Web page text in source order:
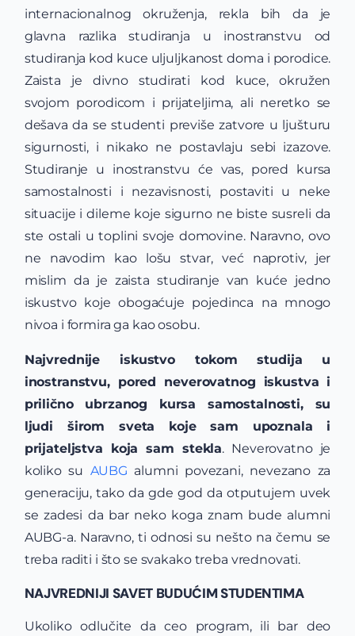
internacionalnog okruženja, rekla bih da je
glavna razlika studiranja u inostranstvu od
studiranja kod kuce uljuljkanost doma i porodice.
Zaista je divno studirati kod kuce, okružen
svojom porodicom i prijateljima, ali neretko se
dešava da se studenti previše zatvore u ljušturu
sigurnosti, i nikako ne postavlaju sebi izazove.
Studiranje u inostranstvu će vas, pored kursa
samostalnosti i nezavisnosti, postaviti u neke
situacije i dileme koje sigurno ne biste susreli da
ste ostali u toplini svoje domovine. Naravno, ovo
ne navodim kao lošu stvar, već naprotiv, jer
mislim da je zaista studiranje van kuće jedno
iskustvo koje obogaćuje pojedinca na mnogo
nivoa i formira ga kao osobu.
Najvrednije iskustvo tokom studija u
inostranstvu, pored neverovatnog iskustva i
prilično ubrzanog kursa samostalnosti, su
ljudi širom sveta koje sam upoznala i
prijateljstva koja sam stekla. Neverovatno je
koliko su AUBG alumni povezani, nevezano za
generaciju, tako da gde god da otputujem uvek
se zadesi da bar neko koga znam bude alumni
AUBG-a. Naravno, ti odnosi su nešto na čemu se
treba raditi i što se svakako treba vrednovati.
NAJVREDNIJI SAVET BUDUĆIM STUDENTIMA
Ukoliko odlučite da ceo program, ili bar deo